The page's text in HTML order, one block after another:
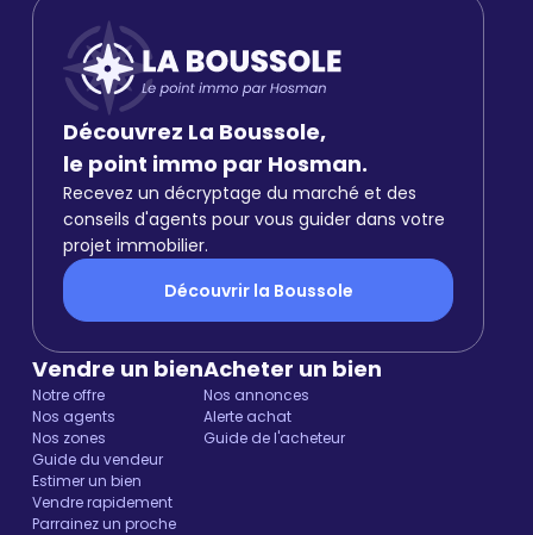
Découvrez La Boussole,
le point immo par Hosman.
Recevez un décryptage du marché et des
conseils d'agents pour vous guider dans votre
projet immobilier.
Découvrir la Boussole
Vendre un bien
Notre offre
Nos agents
Nos zones
Guide du vendeur
Estimer un bien
Vendre rapidement
Parrainez un proche
Acheter un bien
Nos annonces
Alerte achat
Guide de l'acheteur